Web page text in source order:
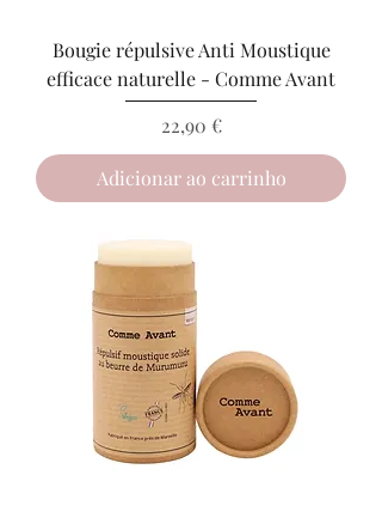
Bougie répulsive Anti Moustique
efficace naturelle - Comme Avant
Preço
22,90 €
Adicionar ao carrinho